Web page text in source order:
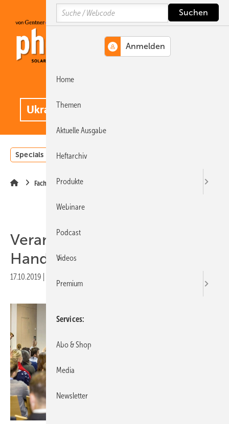
Hauptinhalt
Hauptmenü
SiteSearch
Specials Einstrahlungsatlas
Fachhandel
Veranstaltungstipp: Forum
Handwerk Digital in Stuttgart
17.10.2019
Search
Home
Themen
Aktuelle Ausgabe
Heftarchiv
Produkte
Webinare
Podcast
Videos
Premium
Services
Abo & Shop
Media
Newsletter